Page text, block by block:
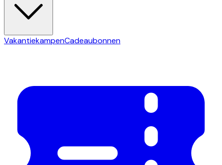
VakantiekampenCadeaubonnen